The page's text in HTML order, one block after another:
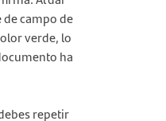
campo de
verde, lo
ha
repetir